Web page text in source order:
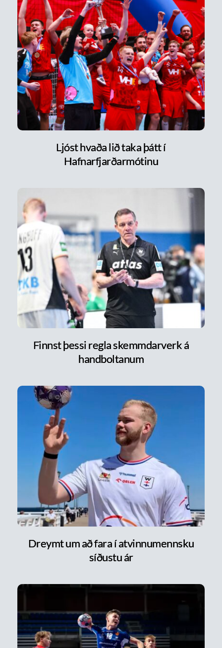
Ljóst hvaða lið taka þátt í
Hafnarfjarðarmótinu
Finnst þessi regla skemmdarverk á
handboltanum
Dreymt um að fara í atvinnumennsku
síðustu ár